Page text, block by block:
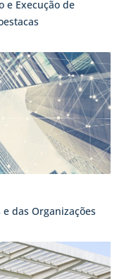
e Execução de
das Organizações